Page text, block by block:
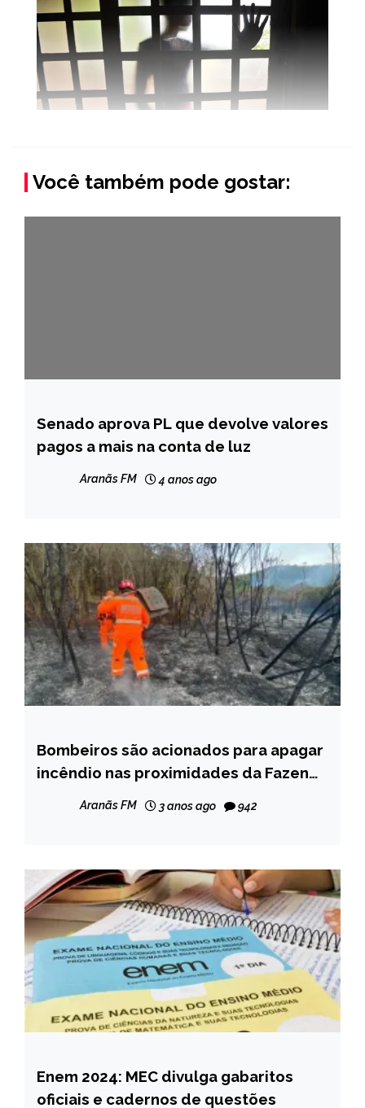
Você também pode gostar:
BRASIL
NOTÍCIAS
Senado aprova PL que devolve valores
pagos a mais na conta de luz
Aranãs FM 4 anos ago
CAPELINHA
NOTÍCIAS
Bombeiros são acionados para apagar
incêndio nas proximidades da Fazenda
Aranãs FM 3 anos ago 942
BRASIL
NOTÍCIAS
Enem 2024: MEC divulga gabaritos
oficiais e cadernos de questões